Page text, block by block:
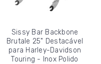
Sissy Bar Backbone
Brutale 25" Destacável
para Harley-Davidson
Touring - Inox Polido